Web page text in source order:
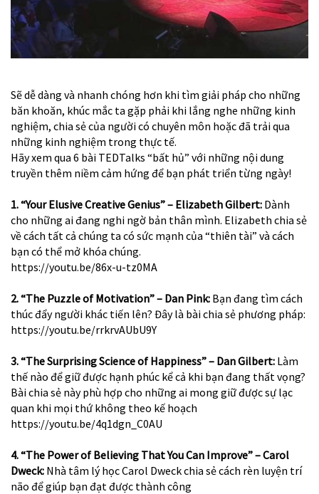
Sẽ dễ dàng và nhanh chóng hơn khi tìm giải pháp cho những
băn khoăn, khúc mắc ta gặp phải khi lắng nghe những kinh
nghiệm, chia sẻ của người có chuyên môn hoặc đã trải qua
những kinh nghiệm trong thực tế.
Hãy xem qua 6 bài TEDTalks “bất hủ” với những nội dung
truyền thêm niềm cảm hứng để bạn phát triển từng ngày!
1. “Your Elusive Creative Genius” – Elizabeth Gilbert: Dành
cho những ai đang nghi ngờ bản thân mình. Elizabeth chia sẻ
về cách tất cả chúng ta có sức mạnh của “thiên tài” và cách
bạn có thể mở khóa chúng.
https://youtu.be/86x-u-tz0MA
2. “The Puzzle of Motivation” – Dan Pink: Bạn đang tìm cách
thúc đẩy người khác tiến lên? Đây là bài chia sẻ phương pháp:
https://youtu.be/rrkrvAUbU9Y
3. “The Surprising Science of Happiness” – Dan Gilbert: Làm
thế nào để giữ được hạnh phúc kể cả khi bạn đang thất vọng?
Bài chia sẻ này phù hợp cho những ai mong giữ được sự lạc
quan khi mọi thứ không theo kế hoạch
https://youtu.be/4q1dgn_C0AU
4. “The Power of Believing That You Can Improve” – Carol
Dweck: Nhà tâm lý học Carol Dweck chia sẻ cách rèn luyện trí
não để giúp bạn đạt được thành công